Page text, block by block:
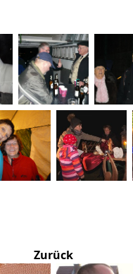
Zurück